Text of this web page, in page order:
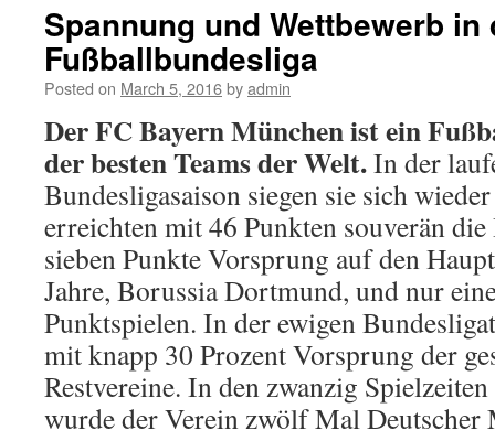
Spannung und Wettbewerb in
Fußballbundesliga
Posted on March 5, 2016byadmin
Der FC Bayern München ist ein
der besten Teams der Welt.In der
Bundesligasaison siegen sie sich
erreichten mit 46 Punkten souverän
sieben Punkte Vorsprung auf den
Jahre, Borussia Dortmund, und nur
Punktspielen. In der ewigen
mit knapp 30 Prozent Vorsprung der
Restvereine. In den zwanzig
wurde der Verein zwölf Mal Deutscher